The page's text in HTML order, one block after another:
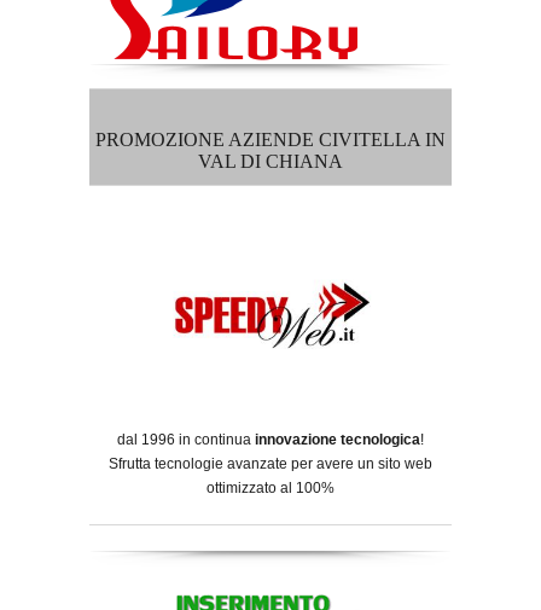
PROMOZIONE AZIENDE CIVITELLA IN
VAL DI CHIANA
dal 1996 in continua innovazione tecnologica!
Sfrutta tecnologie avanzate per avere un sito web
ottimizzato al 100%